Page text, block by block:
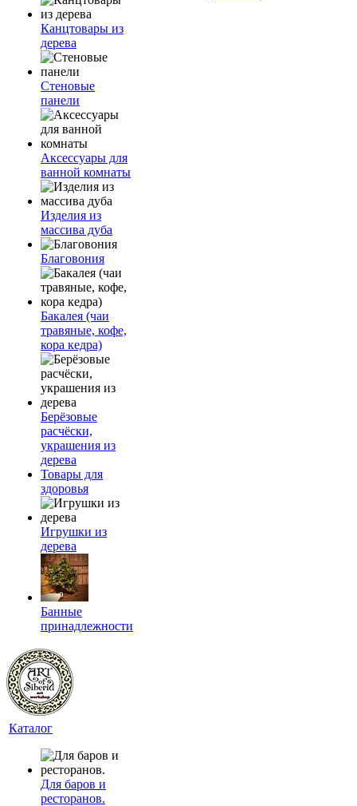
Канцтовары из
дерева
Стеновые
панели
Аксессуары для
ванной комнаты
Изделия из
массива дуба
Благовония
Бакалея (чаи
травяные, кофе,
кора кедра)
Берёзовые
расчёски,
украшения из
дерева
Товары для
здоровья
Игрушки из
дерева
Банные
принадлежности
Каталог
Для баров и
ресторанов.